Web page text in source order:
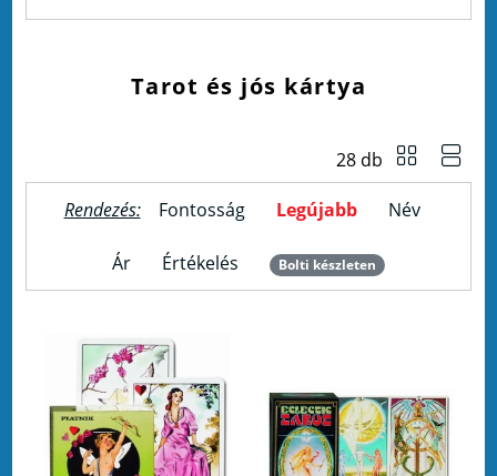
Tarot és jós kártya
28 db
Rendezés: Fontosság Legújabb Név
Ár Értékelés Bolti készleten